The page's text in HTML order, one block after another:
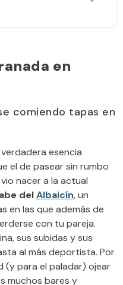
en
comiendo tapas en
esencia
el de pasear sin rumbo
nacer a la actual
delAlbaicín, un
en las que además de
con tu pareja.
sus subidas y sus
al más deportista. Por
(y para el paladar) ojear
muchos bares y